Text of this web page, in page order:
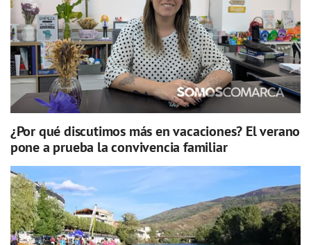
¿Por qué discutimos más en vacaciones? El verano
pone a prueba la convivencia familiar